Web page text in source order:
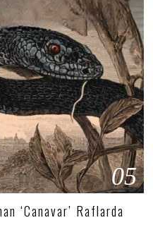
05
‘Canavar’ Raflarda